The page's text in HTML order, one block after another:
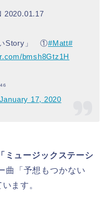
2020.01.17
Story」 ①#Matt#
bmsh8Gtz1H
January 17, 2020
ミュージックステーシ
曲「予想もつかない
ます。